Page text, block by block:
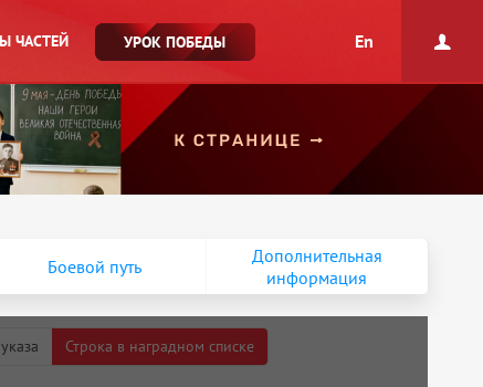
ЧАСТЕЙ УРОК ПОБЕДЫ En
Боевой путь
Дополнительная
информация
Строка в наградном списке